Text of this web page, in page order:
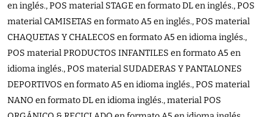
en inglés., POS material STAGE en formato DL en inglés., POS
material CAMISETAS en formato A5 en inglés., POS material
CHAQUETAS Y CHALECOS en formato A5 en idioma inglés.,
POS material PRODUCTOS INFANTILES en formato A5 en
idioma inglés., POS material SUDADERAS Y PANTALONES
DEPORTIVOS en formato A5 en idioma inglés., POS material
NANO en formato DL en idioma inglés., material POS